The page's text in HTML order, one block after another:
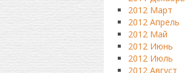
2012 Март
2012 Апрель
2012 Май
2012 Июнь
2012 Июль
2012 Август